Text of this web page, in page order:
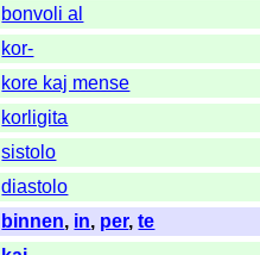
bonvoli al
kor-
kore kaj mense
korligita
sistolo
diastolo
binnen, in, per,te